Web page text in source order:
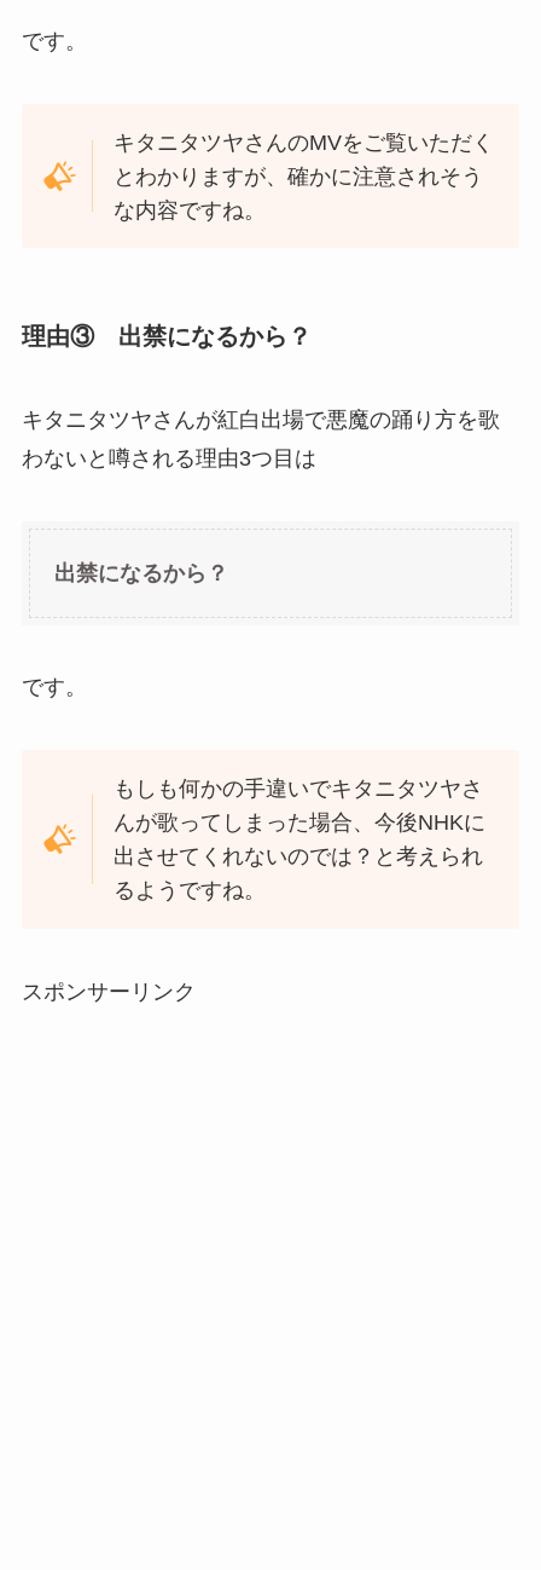
です。
キタニタツヤさんのMVをご覧いただく
とわかりますが、確かに注意されそう
な内容ですね。
理由③ 出禁になるから？
キタニタツヤさんが紅白出場で悪魔の踊り方を歌
わないと噂される理由3つ目は
出禁になるから？
です。
もしも何かの手違いでキタニタツヤさ
んが歌ってしまった場合、今後NHKに
出させてくれないのでは？と考えられ
るようですね。
スポンサーリンク